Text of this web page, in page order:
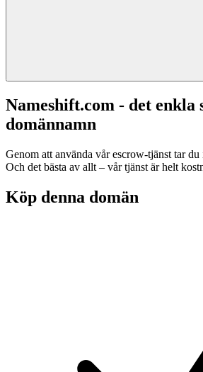
Nameshift.com - det enkla
domännamn
Genom att använda vår escrow-tjänst tar
Och det bästa av allt – vår tjänst är helt
Köp denna domän